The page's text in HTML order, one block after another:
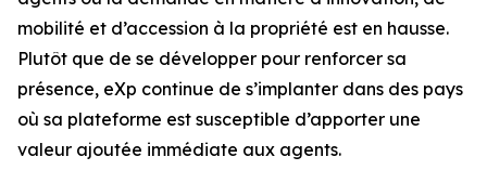
mobilité et d’accession à la propriété est en hausse.
Plutôt que de se développer pour renforcer sa
présence, eXp continue de s’implanter dans des pays
où sa plateforme est susceptible d’apporter une
valeur ajoutée immédiate aux agents.